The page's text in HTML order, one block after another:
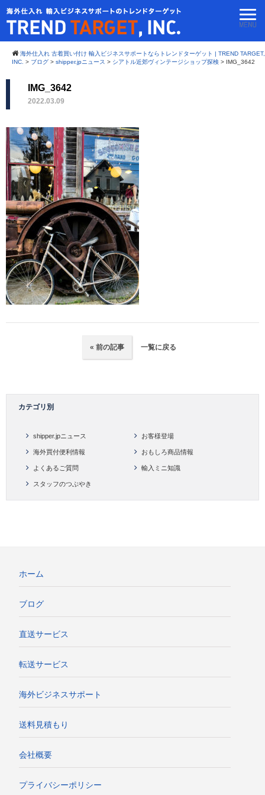
海外仕入れ 古着買い付け 輸入ビジネスサポートならトレンドターゲット | TREND TARGET,
INC. > ブログ > shipper.jpニュース > シアトル近郊ヴィンテージショップ探検 > IMG_3642
IMG_3642
2022.03.09
« 前の記事 一覧に戻る
カテゴリ別
shipper.jpニュース お客様登場
海外買付便利情報 おもしろ商品情報
よくあるご質問 輸入ミニ知識
スタッフのつぶやき
ホーム
ブログ
直送サービス
転送サービス
海外ビジネスサポート
送料見積もり
会社概要
プライバシーポリシー